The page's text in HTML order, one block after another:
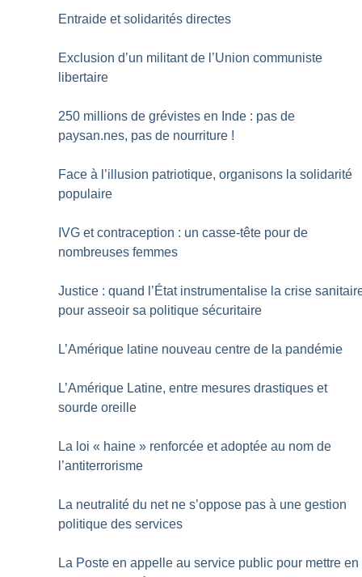
Entraide et solidarités directes
Exclusion d’un militant de l’Union communiste
libertaire
250 millions de grévistes en Inde : pas de
paysan.nes, pas de nourriture !
Face à l’illusion patriotique, organisons la solidarité
populaire
IVG et contraception : un casse-tête pour de
nombreuses femmes
Justice : quand l’État instrumentalise la crise
pour asseoir sa politique sécuritaire
L’Amérique latine nouveau centre de la pandémie
L’Amérique Latine, entre mesures drastiques et
sourde oreille
La loi « haine » renforcée et adoptée au nom de
l’antiterrorisme
La neutralité du net ne s’oppose pas à une gestion
politique des services
La Poste en appelle au service public pour mettre en